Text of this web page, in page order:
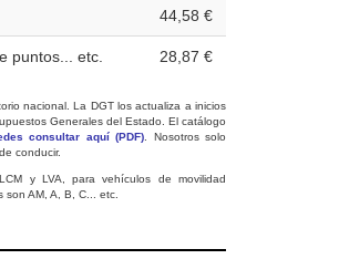
44,58 €
puntos... etc. 28,87 €
nacional. La DGT los actualiza a inicios
Generales del Estado. El catálogo
consultar aquí (PDF) . Nosotros solo
conducir.
y LVA, para vehículos de movilidad
son AM, A, B, C... etc.